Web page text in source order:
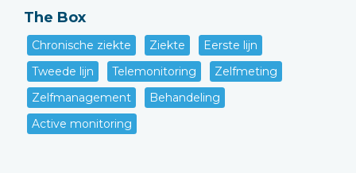
The Box
Chronische ziekte Ziekte
Eerste lijn
Tweede lijn
Telemonitoring
Zelfmeting
Zelfmanagement
Behandeling
Active monitoring